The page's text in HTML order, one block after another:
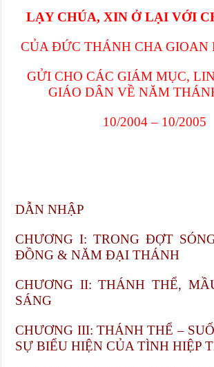
LẠY CHÚA, XIN Ở LẠI VỚI
CỦA ĐỨC THÁNH CHA GIOAN
GỬI CHO CÁC GIÁM MỤC,
GIÁO DÂN VỀ NĂM
10/2004 – 10/2005
DẪN NHẬP
CHƯƠNG I: TRONG ĐỢT
ĐỒNG & NĂM ĐẠI THÁNH
CHƯƠNG II: THÁNH THỂ,
SÁNG
CHƯƠNG III: THÁNH THỂ –
SỰ BIỂU HIỆN CỦA TÌNH HIỆP